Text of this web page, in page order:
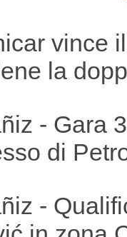
vince
la
- Gara 3
di
-